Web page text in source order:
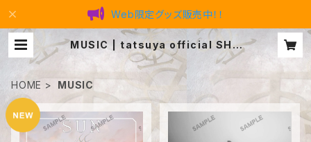
Web限定グッズ販売中！！
MUSIC | tatsuya official SHO
P
HOME MUSIC